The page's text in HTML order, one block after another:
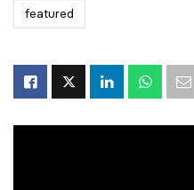
featured